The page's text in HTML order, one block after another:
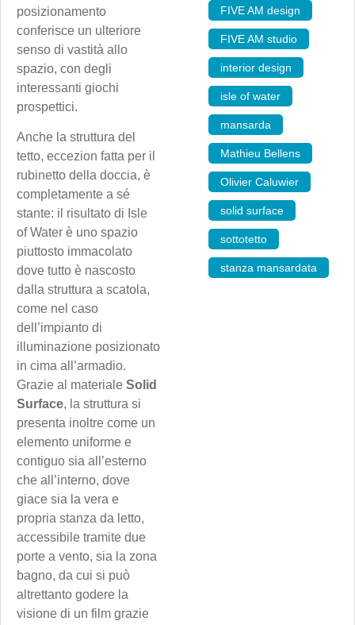
posizionamento
conferisce un ulteriore
senso di vastità allo
spazio, con degli
interessanti giochi
prospettici.
Anche la struttura del
tetto, eccezion fatta per il
rubinetto della doccia, è
completamente a sé
stante: il risultato di Isle
of Water è uno spazio
piuttosto immacolato
dove tutto è nascosto
dalla struttura a scatola,
come nel caso
dell’impianto di
illuminazione posizionato
in cima all’armadio.
Grazie al materiale Solid
Surface, la struttura si
presenta inoltre come un
elemento uniforme e
contiguo sia all’esterno
che all’interno, dove
giace sia la vera e
propria stanza da letto,
accessibile tramite due
porte a vento, sia la zona
bagno, da cui si può
altrettanto godere la
visione di un film grazie
FIVE AM design
FIVE AM studio
interior design
isle of water
mansarda
Mathieu Bellens
Olivier Caluwier
solid surface
sottotetto
stanza mansardata